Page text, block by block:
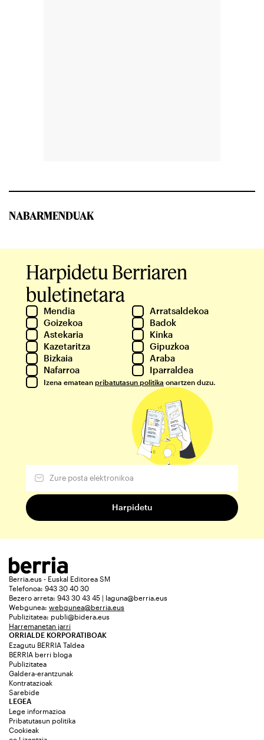
NABARMENDUAK
Harpidetu Berriaren
buletinetara
Mendia
Arratsaldekoa
Goizekoa
Badok
Astekaria
Kinka
Kazetaritza
Gipuzkoa
Bizkaia
Araba
Nafarroa
Iparraldea
Izena ematean pribatutasun politika onartzen duzu.
Berria.eus - Euskal Editorea SM
Telefonoa: 943 30 40 30
Bezero arreta: 943 30 43 45 | laguna@berria.eus
Webgunea: webgunea@berria.eus
Publizitatea: publi@bidera.eus
Harremanetan jarri
ORRIALDE KORPORATIBOAK
Ezagutu BERRIA Taldea
BERRIA berri bloga
Publizitatea
Galdera-erantzunak
Kontratazioak
Sarebide
LEGEA
Lege informazioa
Pribatutasun politika
Cookieak